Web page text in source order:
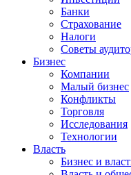
Банки
Страхование
Налоги
Советы
Бизнес
Компании
Малый бизнес
Конфликты
Торговля
Исследования
Технологии
Власть
Бизнес и